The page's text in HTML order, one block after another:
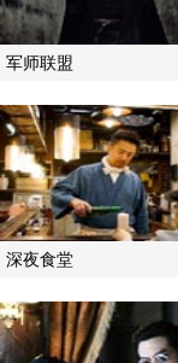
军师联盟
深夜食堂